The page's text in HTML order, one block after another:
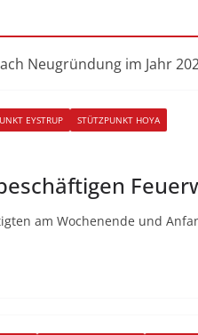
Neugründung im Jahr
EYSTRUP STÜTZPUNKT HOYA
am Wochenende und